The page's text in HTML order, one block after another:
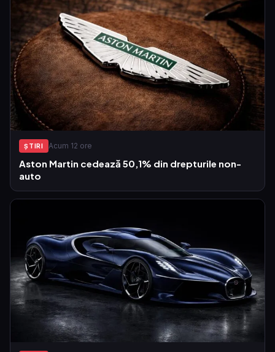
ŞTIRI Acum 12 ore
Aston Martin cedează 50,1% din drepturile non-
auto